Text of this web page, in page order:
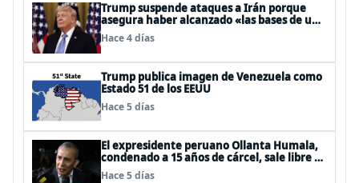
Trump suspende ataques a Irán porque
asegura haber alcanzado «las bases de un
acuerdo»
Hace 4 días
Trump publica imagen de Venezuela como
Estado 51 de los EEUU
Hace 5 días
El expresidente peruano Ollanta Humala,
condenado a 15 años de cárcel, sale libre al
anularse su caso
Hace 5 días